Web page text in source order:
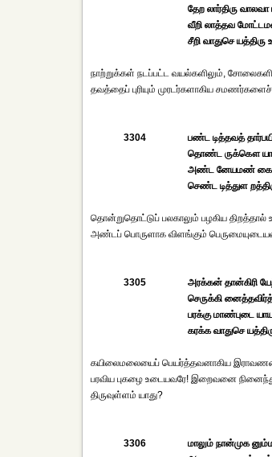
தேற லார்திரு
வீறி லாத்தவ
சீறி வாதுசெ
நாற்றுக்கள் நடப்பட்ட வயல்களிலும்,
தவத்தைப் புரியும் முரடர்களாகிய
3304
பண்ட டித்தவத்
தொண்ட ருக்கௌ
அண்ட னேயமண்
செண்ட டித்துள
தொன்றுதொட்டுப் பலகாலும் பழகிய திறத்தால்
அண்டப் பொருளாக விளங்கும்
3305
அரக்கன் தான்கிரி
செருக்கி
பரக்கு மாண்புடை
கரக்க வாதுசெ
கயிலைமலையைப் பெயர்த்தவனாகிய
பரவிய புகழை உடையவரே! இறைவனை
திருவுள்ளம் யாது?
3306
மாலும் நான்முக